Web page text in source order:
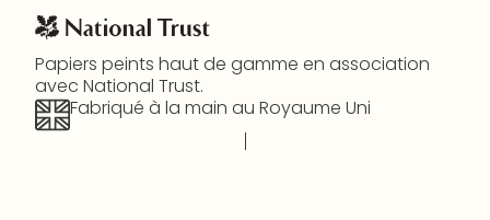
Papiers peints haut de gamme en association
avec National Trust.
Fabriqué à la main au Royaume Uni